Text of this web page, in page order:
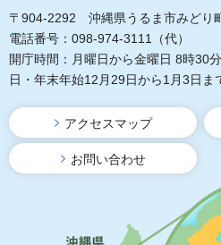
〒904-2292 沖縄県うるま市みどり
電話番号：098-974-3111（代）
開庁時間：月曜日から金曜日 8時30
日・年末年始12月29日から1月3日ま
アクセスマップ
お問い合わせ